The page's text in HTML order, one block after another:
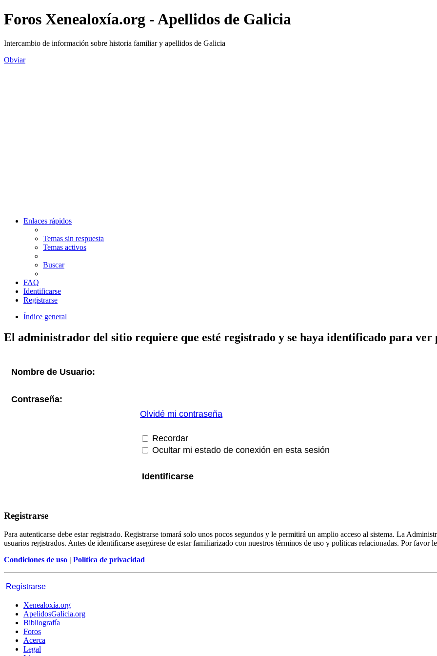
Foros Xenealoxía.org - Apellidos de Galicia
Intercambio de información sobre historia familiar y apellidos de Galicia
Obviar
Enlaces rápidos
Temas sin respuesta
Temas activos
Buscar
FAQ
Identificarse
Registrarse
Índice general
El administrador del sitio requiere que esté registrado y se haya identificado para ver
Nombre de Usuario:
Contraseña:
Olvidé mi contraseña
Recordar
Ocultar mi estado de conexión en esta sesión
Registrarse
Para autenticarse debe estar registrado. Registrarse tomará solo unos pocos segundos y le permitirá un amplio acceso al sistema. La
usuarios registrados. Antes de identificarse asegúrese de estar familiarizado con nuestros términos de uso y políticas relacionadas. Por favor
Condiciones de uso | Política de privacidad
Registrarse
Xenealoxía.org
ApelidosGalicia.org
Bibliografía
Foros
Acerca
Legal